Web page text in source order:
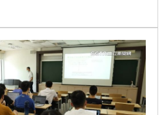
至全台星巴克門市，購買兩杯大